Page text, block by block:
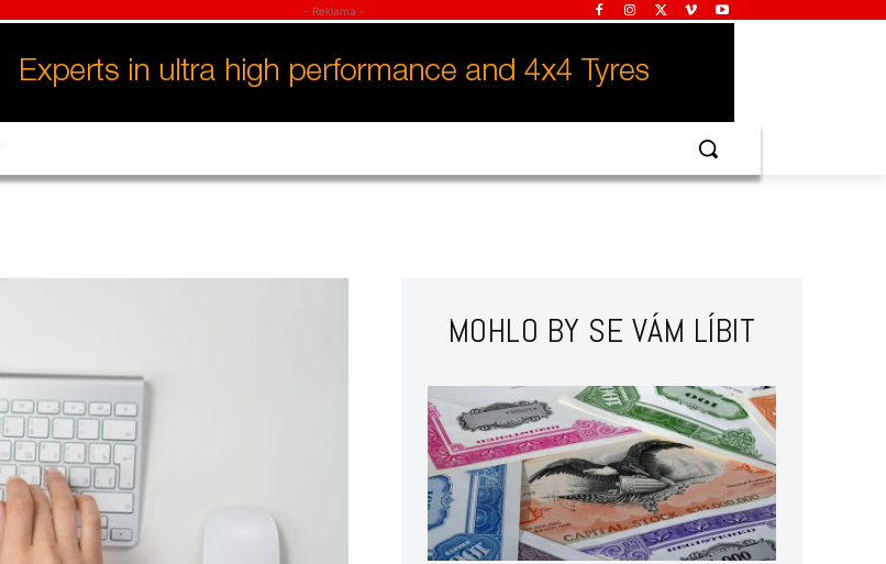
- Reklama -
MOHLO BY SE VÁM LÍBIT